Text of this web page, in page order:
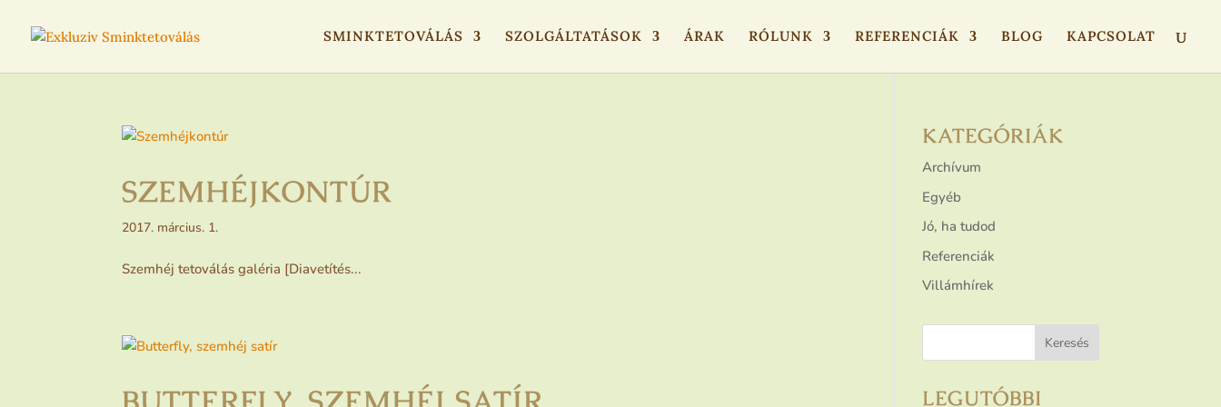
SMINKTETOVÁLÁS SZOLGÁLTATÁSOK ÁRAK RÓLUNK REFERENCIÁK BLOG KAPCSOLAT
SZEMHÉJKONTÚR
2017. március. 1.
Szemhéj tetoválás galéria [Diavetítés...
KATEGÓRIÁK
Archívum
Egyéb
Jó, ha tudod
Referenciák
Villámhírek
LEGUTÓBBI